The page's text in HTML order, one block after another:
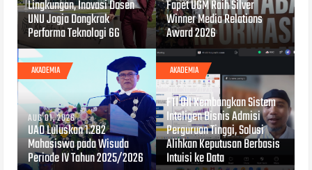
Lingkungan, Inovasi Dosen
UNU Jogja Dongkrak
Performa Teknologi 6G
Fapet UGM Raih Silver
Winner Media Relations
Award 2026
AKADEMIA
AUG 01, 2026
UAD Luluskan 1.282
Mahasiswa pada Wisuda
Periode IV Tahun 2025/2026
AKADEMIA
JUL 30, 2026
FTI UII Kembangkan Sistem
Inteligen Bisnis Admisi
Perguruan Tinggi, Solusi
Alihkan Keputusan Berbasis
Intuisi ke Data